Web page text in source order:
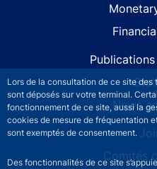
Lors de la consultation de ce site
sont déposés sur votre terminal.
fonctionnement de ce site, aussi la
cookies de mesure de fréquentation
sont exemptés de consentement.
Des fonctionnalités de ce site
News
Comités